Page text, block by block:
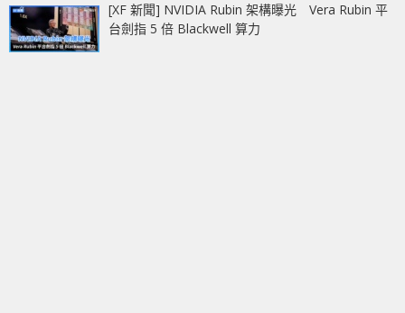
[XF 新聞] NVIDIA Rubin 架構曝光 Vera Rubin 平
台劍指 5 倍 Blackwell 算力